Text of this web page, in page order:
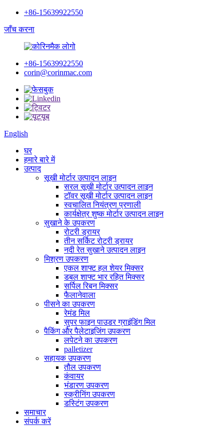
+86-15639922550
जाँच करना
+86-15639922550
corin@corinmac.com
English
घर
हमारे बारे में
उत्पाद
सूखी मोर्टार उत्पादन लाइन
सरल सूखी मोर्टार उत्पादन लाइन
टॉवर सूखी मोर्टार उत्पादन लाइन
स्वचालित नियंत्रण प्रणाली
कार्यक्षेत्र शुष्क मोर्टार उत्पादन लाइन
सुखाने के उपकरण
रोटरी ड्रायर
तीन सर्किट रोटरी ड्रायर
नदी रेत सुखाने उत्पादन लाइन
मिश्रण उपकरण
एकल शाफ्ट हल शेयर मिक्सर
डबल शाफ्ट भार रहित मिक्सर
सर्पिल रिबन मिक्सर
फैलानेवाला
पीसने का उपकरण
रेमंड मिल
सुपर फाइन पाउडर ग्राइंडिंग मिल
पैकिंग और पैलेटाइजिंग उपकरण
लपेटने का उपकरण
palletizer
सहायक उपकरण
तौल उपकरण
कंवायर
भंडारण उपकरण
स्क्रीनिंग उपकरण
डस्टिंग उपकरण
समाचार
संपर्क करें